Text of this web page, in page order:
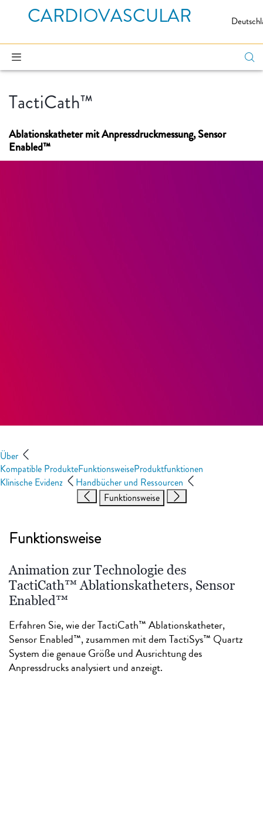
CARDIOVASCULAR
TactiCath™
Ablationskatheter mit Anpressdruckmessung, Sensor
Enabled™
Über
Kompatible ProdukteFunktionsweiseProduktfunktionen
Klinische Evidenz
Handbücher und Ressourcen
Funktionsweise
Funktionsweise
Animation zur Technologie des
TactiCath™ Ablationskatheters, Sensor
Enabled™
Erfahren Sie, wie der TactiCath™ Ablationskatheter,
Sensor Enabled™, zusammen mit dem TactiSys™ Quartz
System die genaue Größe und Ausrichtung des
Anpressdrucks analysiert und anzeigt.